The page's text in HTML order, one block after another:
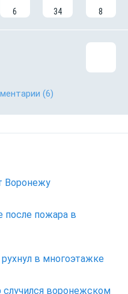
6 34 8
(6)
Воронежу
пожара в
в многоэтажке
воронежском